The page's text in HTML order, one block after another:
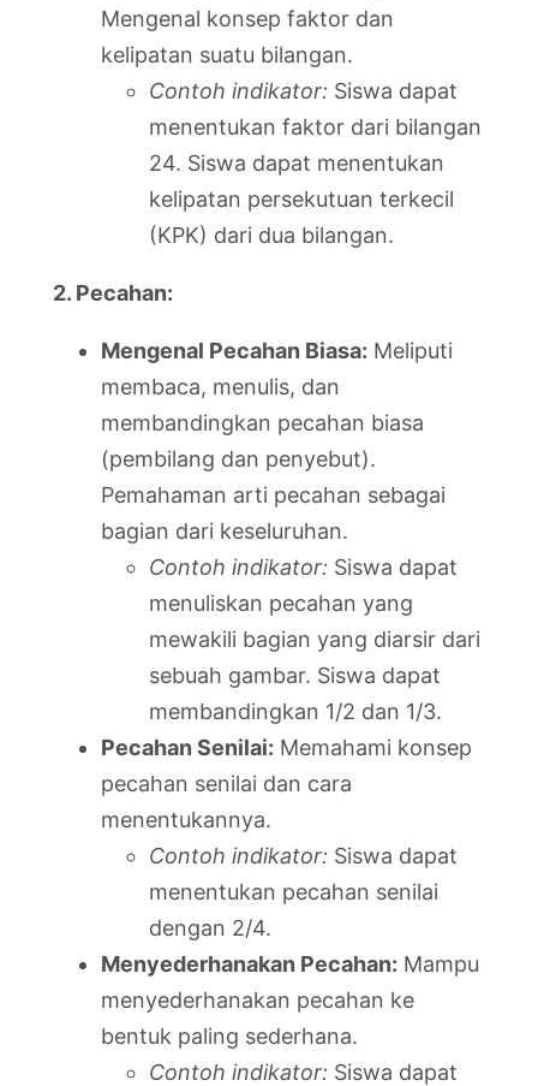
Mengenal konsep faktor dan
kelipatan suatu bilangan.
Contoh indikator: Siswa dapat
menentukan faktor dari bilangan
24. Siswa dapat menentukan
kelipatan persekutuan terkecil
(KPK) dari dua bilangan.
2. Pecahan:
Mengenal Pecahan Biasa: Meliputi
membaca, menulis, dan
membandingkan pecahan biasa
(pembilang dan penyebut).
Pemahaman arti pecahan sebagai
bagian dari keseluruhan.
Contoh indikator: Siswa dapat
menuliskan pecahan yang
mewakili bagian yang diarsir dari
sebuah gambar. Siswa dapat
membandingkan 1/2 dan 1/3.
Pecahan Senilai: Memahami konsep
pecahan senilai dan cara
menentukannya.
Contoh indikator: Siswa dapat
menentukan pecahan senilai
dengan 2/4.
Menyederhanakan Pecahan: Mampu
menyederhanakan pecahan ke
bentuk paling sederhana.
Contoh indikator: Siswa dapat